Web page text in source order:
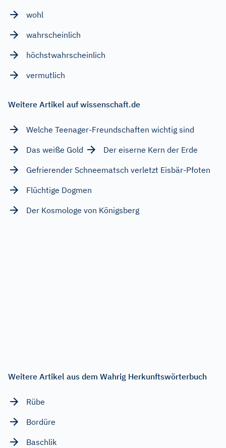
wohl
wahrscheinlich
höchstwahrscheinlich
vermutlich
Weitere Artikel auf wissenschaft.de
Welche Teenager-Freundschaften wichtig sind
Das weiße Gold
Der eiserne Kern der Erde
Gefrierender Schneematsch verletzt Eisbär-Pfoten
Flüchtige Dogmen
Der Kosmologe von Königsberg
Weitere Artikel aus dem Wahrig Herkunftswörterbuch
Rübe
Bordüre
Baschlik